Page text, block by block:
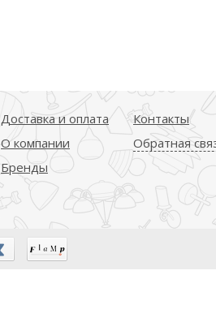
Доставка и оплата
О компании
Бренды
Контакты
Обратная